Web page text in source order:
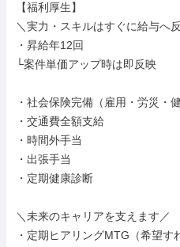
【福利厚生】
＼実力・スキルはすぐに給与へ
・昇給年12回
└案件単価アップ時は即反映
・社会保険完備（雇用・労災・
・交通費全額支給
・時間外手当
・出張手当
・定期健康診断
＼未来のキャリアを支えます／
・定期ヒアリングMTG（希望す